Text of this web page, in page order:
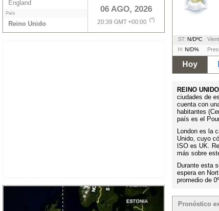
06 AGO, 2026
20:39 GMT +00:00 (*)
England
País
Reino Unido
ST: N/DºC
H: N/D%
Hoy
REINO UNIDO
ciudades de
cuenta con
habitantes
país es el
London es la
Unido, cuyo
ISO es UK.
más sobre
Durante esta
espera en
promedio de
Pronóstico